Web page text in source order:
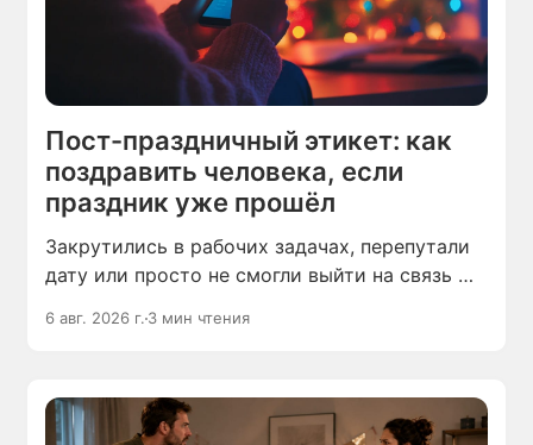
Пост-праздничный этикет: как
поздравить человека, если
праздник уже прошёл
Закрутились в рабочих задачах, перепутали
дату или просто не смогли выйти на связь —
6 авг. 2026 г. 3 мин чтения